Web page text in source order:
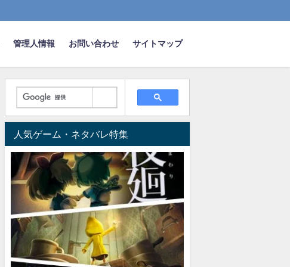
管理人情報 お問い合わせ サイトマップ
人気ゲーム・ネタバレ特集